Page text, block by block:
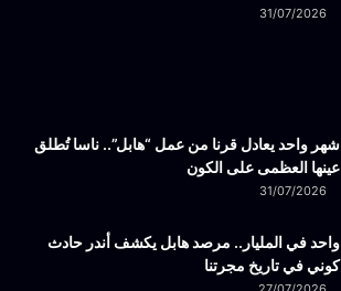
31/07/2026
شهر واحد يعادل قرنا من عمل “هابل”.. ناسا تُطلق
عينها العظمى على الكون
31/07/2026
واحد في المليار.. مرصد هابل يكشف أندر حادث
كوني في تاريخ مجرتنا